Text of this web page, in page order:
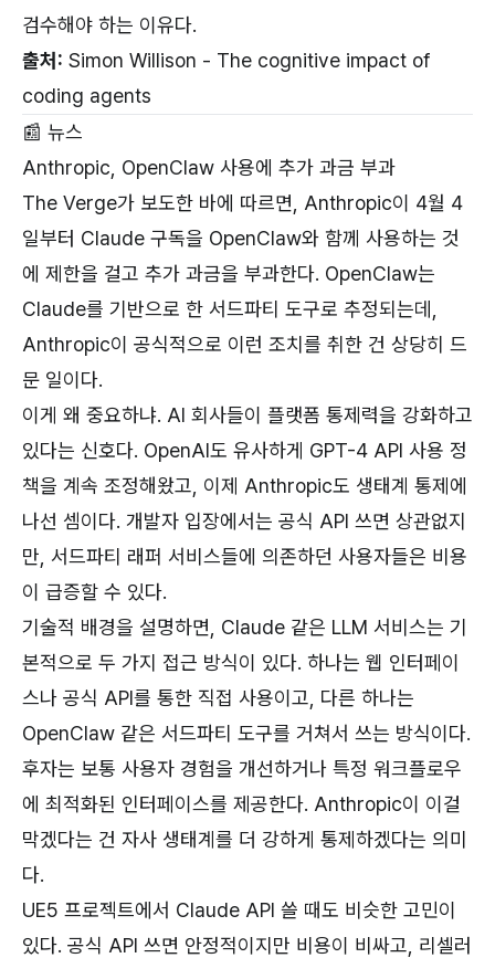
검수해야 하는 이유다.
출처: Simon Willison - The cognitive impact of
coding agents
📰 뉴스
Anthropic, OpenClaw 사용에 추가 과금 부과
The Verge가 보도한 바에 따르면, Anthropic이 4월 4
일부터 Claude 구독을 OpenClaw와 함께 사용하는 것
에 제한을 걸고 추가 과금을 부과한다. OpenClaw는
Claude를 기반으로 한 서드파티 도구로 추정되는데,
Anthropic이 공식적으로 이런 조치를 취한 건 상당히 드
문 일이다.
이게 왜 중요하냐. AI 회사들이 플랫폼 통제력을 강화하고
있다는 신호다. OpenAI도 유사하게 GPT-4 API 사용 정
책을 계속 조정해왔고, 이제 Anthropic도 생태계 통제에
나선 셈이다. 개발자 입장에서는 공식 API 쓰면 상관없지
만, 서드파티 래퍼 서비스들에 의존하던 사용자들은 비용
이 급증할 수 있다.
기술적 배경을 설명하면, Claude 같은 LLM 서비스는 기
본적으로 두 가지 접근 방식이 있다. 하나는 웹 인터페이
스나 공식 API를 통한 직접 사용이고, 다른 하나는
OpenClaw 같은 서드파티 도구를 거쳐서 쓰는 방식이다.
후자는 보통 사용자 경험을 개선하거나 특정 워크플로우
에 최적화된 인터페이스를 제공한다. Anthropic이 이걸
막겠다는 건 자사 생태계를 더 강하게 통제하겠다는 의미
다.
UE5 프로젝트에서 Claude API 쓸 때도 비슷한 고민이
있다. 공식 API 쓰면 안정적이지만 비용이 비싸고, 리셀러